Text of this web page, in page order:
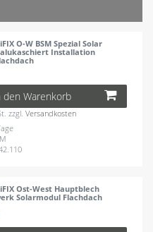
O-W BSM Spezial Solar
Installation
den Warenkorb
zzgl.Versandkosten
Ost-West Hauptblech
Solarmodul Flachdach